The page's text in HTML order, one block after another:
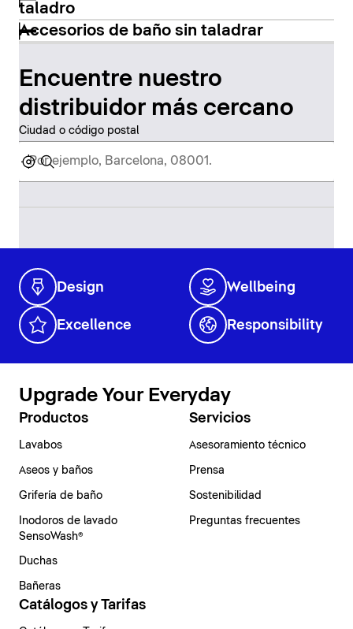
taladro
Accesorios de baño sin taladrar
Encuentre nuestro
distribuidor más cercano
Ciudad o código postal
Design Wellbeing
Excellence Responsibility
Upgrade Your Everyday
Productos
Lavabos
Aseos y baños
Grifería de baño
Inodoros de lavado
SensoWash®
Duchas
Bañeras
Servicios
Asesoramiento técnico
Prensa
Sostenibilidad
Preguntas frecuentes
Catálogos y Tarifas